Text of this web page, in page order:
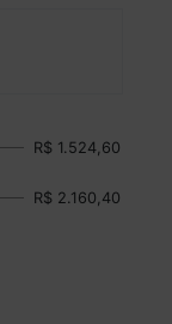
R$ 1.524,60
R$ 2.160,40